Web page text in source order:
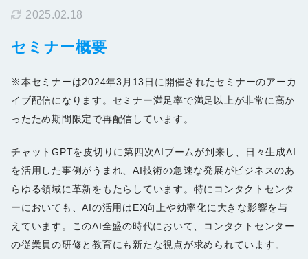
2025.02.18
セミナー概要
※本セミナーは2024年3月13日に開催されたセミナーのアーカ
イブ配信になります。セミナー満足率で満足以上が非常に高か
ったため期間限定で再配信しています。
チャットGPTを皮切りに第四次AIブームが到来し、日々生成AI
を活用した事例がうまれ、AI技術の急速な発展がビジネスのあ
らゆる領域に革新をもたらしています。特にコンタクトセンタ
ーにおいても、AIの活用はEX向上や効率化に大きな影響を与
えています。このAI全盛の時代において、コンタクトセンター
の従業員の研修と教育にも新たな視点が求められています。